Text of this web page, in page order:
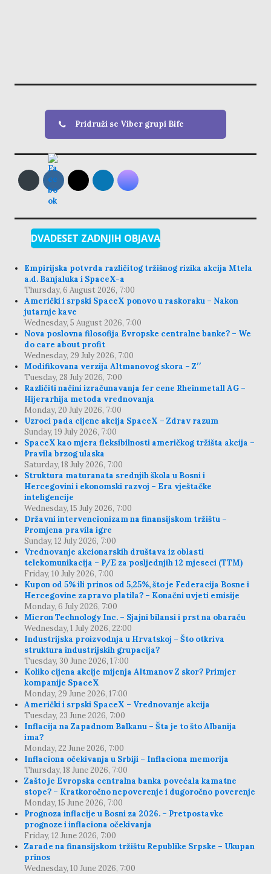
Pridruži se Viber grupi Bife
DVADESET ZADNJIH OBJAVA
Empirijska potvrda različitog tržišnog rizika akcija Mtela
a.d. Banjaluka i SpaceX-a
Thursday, 6 August 2026, 7:00
Američki i srpski SpaceX ponovo u raskoraku – Nakon
jutarnje kave
Wednesday, 5 August 2026, 7:00
Nova poslovna filosofija Evropske centralne banke? – We
do care about profit
Wednesday, 29 July 2026, 7:00
Modifikovana verzija Altmanovog skora – Z′′
Tuesday, 28 July 2026, 7:00
Različiti načini izračunavanja fer cene Rheinmetall AG –
Hijerarhija metoda vrednovanja
Monday, 20 July 2026, 7:00
Uzroci pada cijene akcija SpaceX – Zdrav razum
Sunday, 19 July 2026, 7:00
SpaceX kao mjera fleksibilnosti američkog tržišta akcija –
Pravila brzog ulaska
Saturday, 18 July 2026, 7:00
Struktura maturanata srednjih škola u Bosni i
Hercegovini i ekonomski razvoj – Era vještačke
inteligencije
Wednesday, 15 July 2026, 7:00
Državni intervencionizam na finansijskom tržištu –
Promjena pravila igre
Sunday, 12 July 2026, 7:00
Vrednovanje akcionarskih društava iz oblasti
telekomunikacija – P/E za posljednjih 12 mjeseci (TTM)
Friday, 10 July 2026, 7:00
Kupon od 5% ili prinos od 5,25%, što je Federacija Bosne i
Hercegovine zapravo platila? – Konačni uvjeti emisije
Monday, 6 July 2026, 7:00
Micron Technology Inc. – Sjajni bilansi i prst na obaraču
Wednesday, 1 July 2026, 22:00
Industrijska proizvodnja u Hrvatskoj – Što otkriva
struktura industrijskih grupacija?
Tuesday, 30 June 2026, 17:00
Koliko cijena akcije mijenja Altmanov Z skor? Primjer
kompanije SpaceX
Monday, 29 June 2026, 17:00
Američki i srpski SpaceX – Vrednovanje akcija
Tuesday, 23 June 2026, 7:00
Inflacija na Zapadnom Balkanu – Šta je to što Albanija
ima?
Monday, 22 June 2026, 7:00
Inflaciona očekivanja u Srbiji – Inflaciona memorija
Thursday, 18 June 2026, 7:00
Zašto je Evropska centralna banka povećala kamatne
stope? – Kratkoročno nepoverenje i dugoročno poverenje
Monday, 15 June 2026, 7:00
Prognoza inflacije u Bosni za 2026. – Pretpostavke
prognoze i inflaciona očekivanja
Friday, 12 June 2026, 7:00
Zarade na finansijskom tržištu Republike Srpske – Ukupan
prinos
Wednesday, 10 June 2026, 7:00